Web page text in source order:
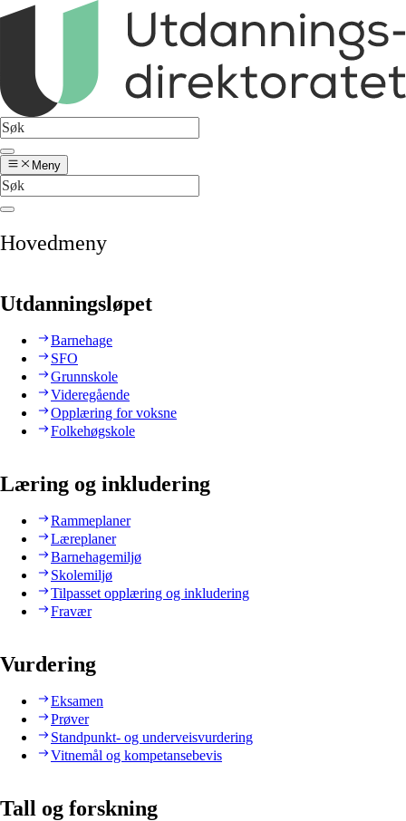
Meny
Hovedmeny
Utdanningsløpet
Barnehage
SFO
Grunnskole
Videregående
Opplæring for voksne
Folkehøgskole
Læring og inkludering
Rammeplaner
Læreplaner
Barnehagemiljø
Skolemiljø
Tilpasset opplæring og inkludering
Fravær
Vurdering
Eksamen
Prøver
Standpunkt- og underveisvurdering
Vitnemål og kompetansebevis
Tall og forskning